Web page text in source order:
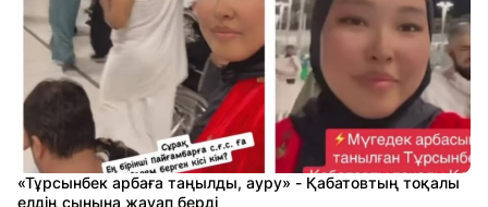
«Тұрсынбек арбаға таңылды, ауру» - Қабатовтың тоқалы
елдің сынына жауап берді